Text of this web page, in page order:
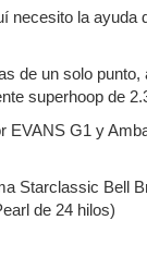
necesito la ayuda
de un solo
superhoop de
EVANS G1 y
Starclassic Bell
de 24 hilos)